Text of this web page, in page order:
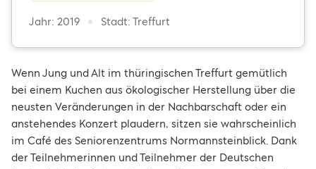
Jahr: 2019 Stadt: Treffurt
Wenn Jung und Alt im thüringischen Treffurt gemütlich
bei einem Kuchen aus ökologischer Herstellung über die
neusten Veränderungen in der Nachbarschaft oder ein
anstehendes Konzert plaudern, sitzen sie wahrscheinlich
im Café des Seniorenzentrums Normannsteinblick. Dank
der Teilnehmerinnen und Teilnehmer der Deutschen